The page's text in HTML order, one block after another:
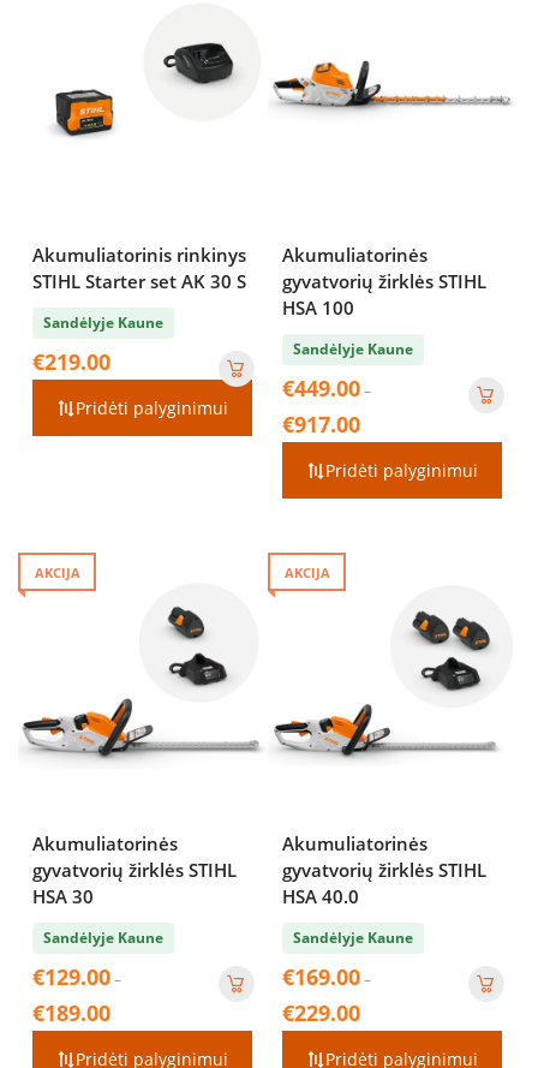
Akumuliatorinis rinkinys
STIHL Starter set AK 30 S
Sandėlyje Kaune
€219.00
Pridėti palyginimui
Akumuliatorinės
gyvatvorių žirklės STIHL
HSA 100
Sandėlyje Kaune
€449.00–
€917.00Price
range:
€449.00
Pridėti palyginimui
AKCIJA
Akumuliatorinės
gyvatvorių žirklės STIHL
HSA 30
Sandėlyje Kaune
€129.00–
€189.00Price
range:
€129.00
Pridėti palyginimui
AKCIJA
Akumuliatorinės
gyvatvorių žirklės STIHL
HSA 40.0
Sandėlyje Kaune
€169.00–
€229.00Price
range:
€169.00
Pridėti palyginimui